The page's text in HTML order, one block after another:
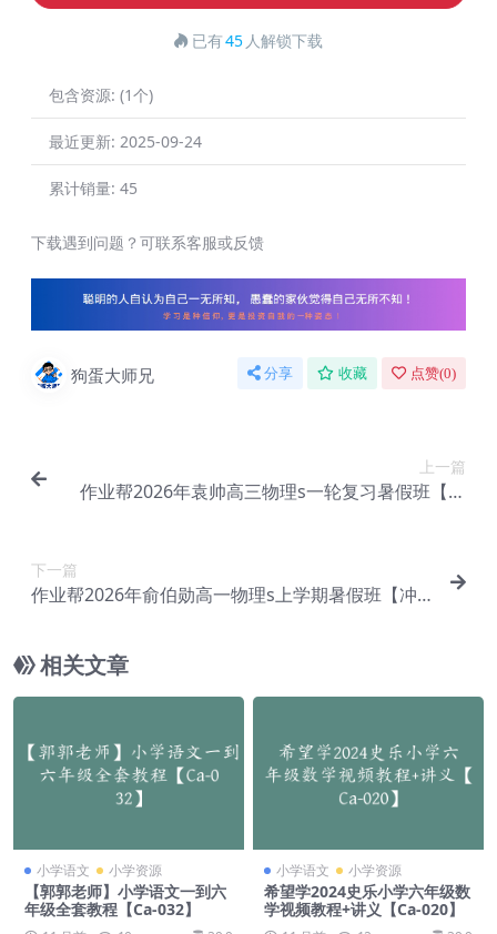
已有45 人解锁下载
包含资源: (1个)
最近更新: 2025-09-24
累计销量: 45
下载遇到问题？可联系客服或反馈
狗蛋大师兄 分享 收藏 点赞(0)
上一篇
作业帮2026年袁帅高三物理s一轮复习暑假班【冲
下一篇
作业帮2026年俞伯勋高一物理s上学期暑假班【冲
相关文章
小学语文 小学资源
【郭郭老师】小学语文一到六
年级全套教程【Ca-032】
小学语文 小学资源
希望学2024史乐小学六年级数
学视频教程+讲义【Ca-020】